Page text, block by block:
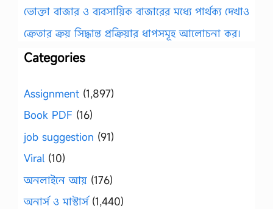
ভোক্তা বাজার ও ব্যবসায়িক বাজারের মধ্যে পার্থক্য দেখাও
ক্রেতার ক্রয় সিদ্ধান্ত প্রক্রিয়ার ধাপসমূহ আলোচনা কর।
Categories
Assignment (1,897)
Book PDF (16)
job suggestion (91)
Viral (10)
অনলাইনে আয় (176)
অনার্স ও মাস্টার্স(1,440)